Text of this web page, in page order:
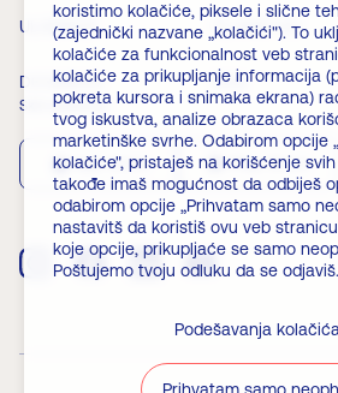
ULAZNICE ČLANSTVO
DOGAĐAJI FAQ
Skini aplikaciju
App Store Play Store
koristimo kolačiće, piksele i slične
(zajednički nazvane „kolačići"). To
kolačiće za funkcionalnost veb
kolačiće za prikupljanje informacija
pokreta kursora i snimaka ekrana)
tvog iskustva, analize obrazaca
marketinške svrhe. Odabirom opcije
kolačiće", pristaješ na korišćenje
takođe imaš mogućnost da odbiješ
odabirom opcije „Prihvatam samo
nastavitš da koristiš ovu veb
koje opcije, prikupljaće se samo
Poštujemo tvoju odluku da se odjaviš.
Podešavanja kolačića